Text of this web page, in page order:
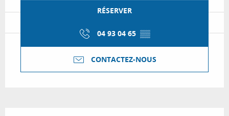
RÉSERVER
04 93 04 65 ▒▒
CONTACTEZ-NOUS